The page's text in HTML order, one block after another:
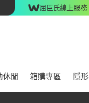
屈臣氏線上服務
休閒 箱購專區 隱